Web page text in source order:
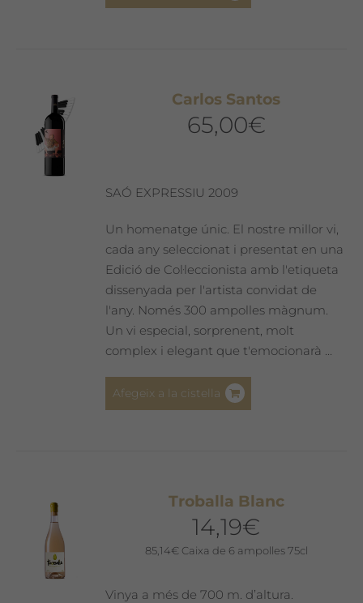
Carlos Santos
65,00€
SAÓ EXPRESSIU 2009
Un homenatge únic. El nostre millor vi,
cada any seleccionat i presentat en una
Edició de Col·leccionista amb l'etiqueta
dissenyada per l'artista convidat de
l'any. Només 300 ampolles màgnum.
Un vi especial, sorprenent, molt
complex i elegant que t'emocionarà ...
Afegeix a la cistella
Troballa Blanc
14,19€
85,14€ Caixa de 6 ampolles 75cl
Vinya a més de 700 m. d’altura.